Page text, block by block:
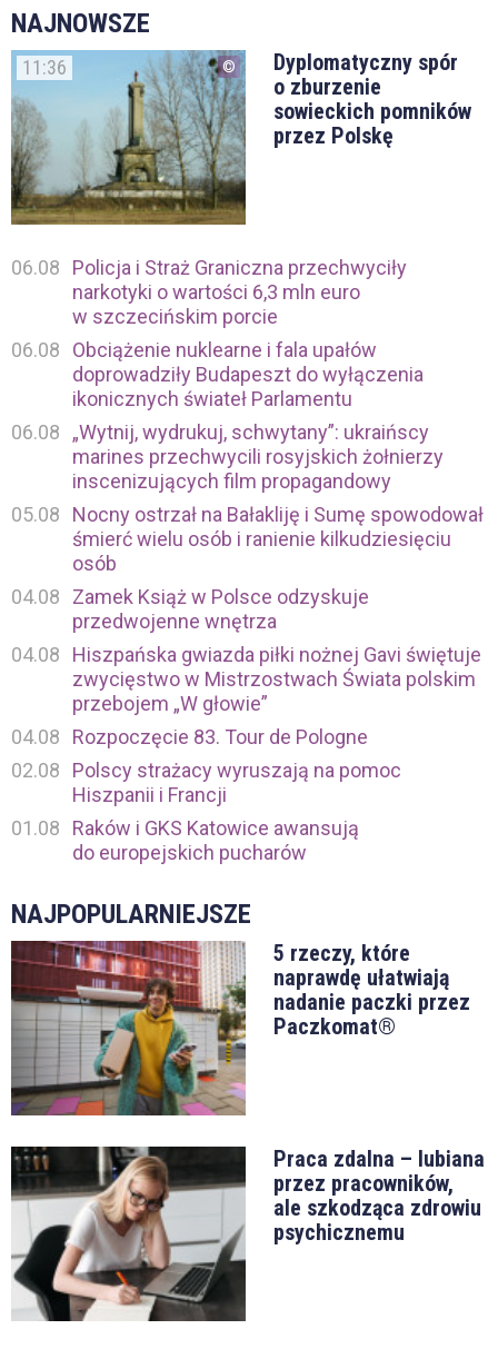
NAJNOWSZE
11:36
Dyplomatyczny spór
o zburzenie
sowieckich pomników
przez Polskę
06.08
Policja i Straż Graniczna przechwyciły
narkotyki o wartości 6,3 mln euro
w szczecińskim porcie
06.08
Obciążenie nuklearne i fala upałów
doprowadziły Budapeszt do wyłączenia
ikonicznych świateł Parlamentu
06.08
„Wytnij, wydrukuj, schwytany”: ukraińscy
marines przechwycili rosyjskich żołnierzy
inscenizujących film propagandowy
05.08
Nocny ostrzał na Bałakliję i Sumę spowodował
śmierć wielu osób i ranienie kilkudziesięciu
osób
04.08
Zamek Książ w Polsce odzyskuje
przedwojenne wnętrza
04.08
Hiszpańska gwiazda piłki nożnej Gavi świętuje
zwycięstwo w Mistrzostwach Świata polskim
przebojem „W głowie”
04.08
Rozpoczęcie 83. Tour de Pologne
02.08
Polscy strażacy wyruszają na pomoc
Hiszpanii i Francji
01.08
Raków i GKS Katowice awansują
do europejskich pucharów
NAJPOPULARNIEJSZE
5 rzeczy, które
naprawdę ułatwiają
nadanie paczki przez
Paczkomat®
Praca zdalna – lubiana
przez pracowników,
ale szkodząca zdrowiu
psychicznemu